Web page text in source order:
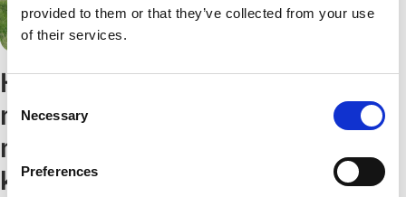
provided to them or that they’ve collected from your use
of their services.
Selection
Necessary
Preferences
Hållbar
montering
med hög
kvalitet